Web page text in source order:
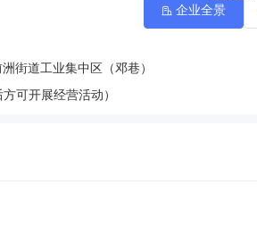
街道工业集中区（邓巷）
可开展经营活动）
企业全景